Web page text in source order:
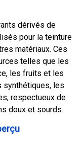
dérivés de
pour la teinture
matériaux. Ces
telles que les
les fruits et les
synthétiques, les
respectueux de
doux et sourds.